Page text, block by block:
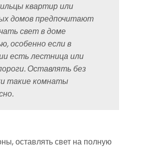
квартир или
домов предпочитают
свет в доме
особенно если в
есть лестница или
Оставлять без
такие комнаты
оставлять свет на полную